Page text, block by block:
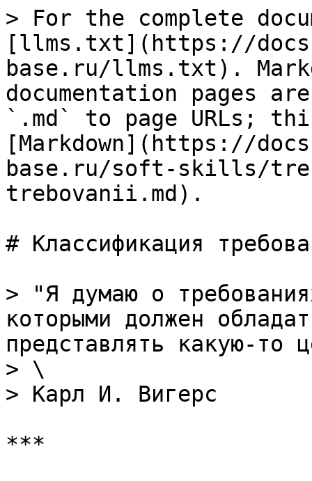
> For the complete
[llms.txt](https://
base.ru/llms.txt).
documentation pages
`.md` to page URLs;
[Markdown](https://
base.ru/soft-skills/
trebovanii.md).
# Классификация
> "Я думаю о
которыми должен
представлять какую-то
> \
> Карл И. Вигерс
***